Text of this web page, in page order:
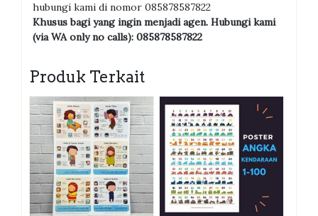
hubungi kami di nomor 085878587822
Khusus bagi yang ingin menjadi agen. Hubungi kami
(via WA only no calls): 085878587822
Produk Terkait